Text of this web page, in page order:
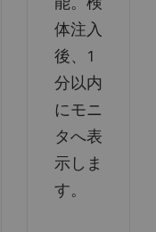
体注入
後、1
分以内
にモニ
タへ表
示しま
す。